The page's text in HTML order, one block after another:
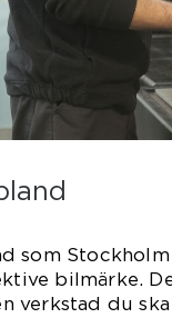
som
bilmärke.
verkstad du